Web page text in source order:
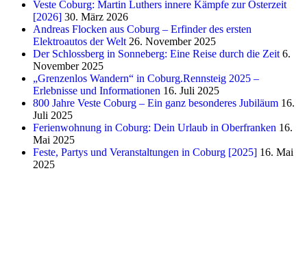
Veste Coburg: Martin Luthers innere Kämpfe zur Osterzeit
[2026] 30. März 2026
Andreas Flocken aus Coburg – Erfinder des ersten
Elektroautos der Welt 26. November 2025
Der Schlossberg in Sonneberg: Eine Reise durch die Zeit 6.
November 2025
„Grenzenlos Wandern“ in Coburg.Rennsteig 2025 –
Erlebnisse und Informationen 16. Juli 2025
800 Jahre Veste Coburg – Ein ganz besonderes Jubiläum 16.
Juli 2025
Ferienwohnung in Coburg: Dein Urlaub in Oberfranken 16.
Mai 2025
Feste, Partys und Veranstaltungen in Coburg [2025] 16. Mai
2025